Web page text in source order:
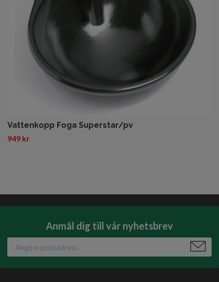
Vattenkopp Foga Superstar/pv
949 kr
Anmäl dig till vår nyhetsbrev